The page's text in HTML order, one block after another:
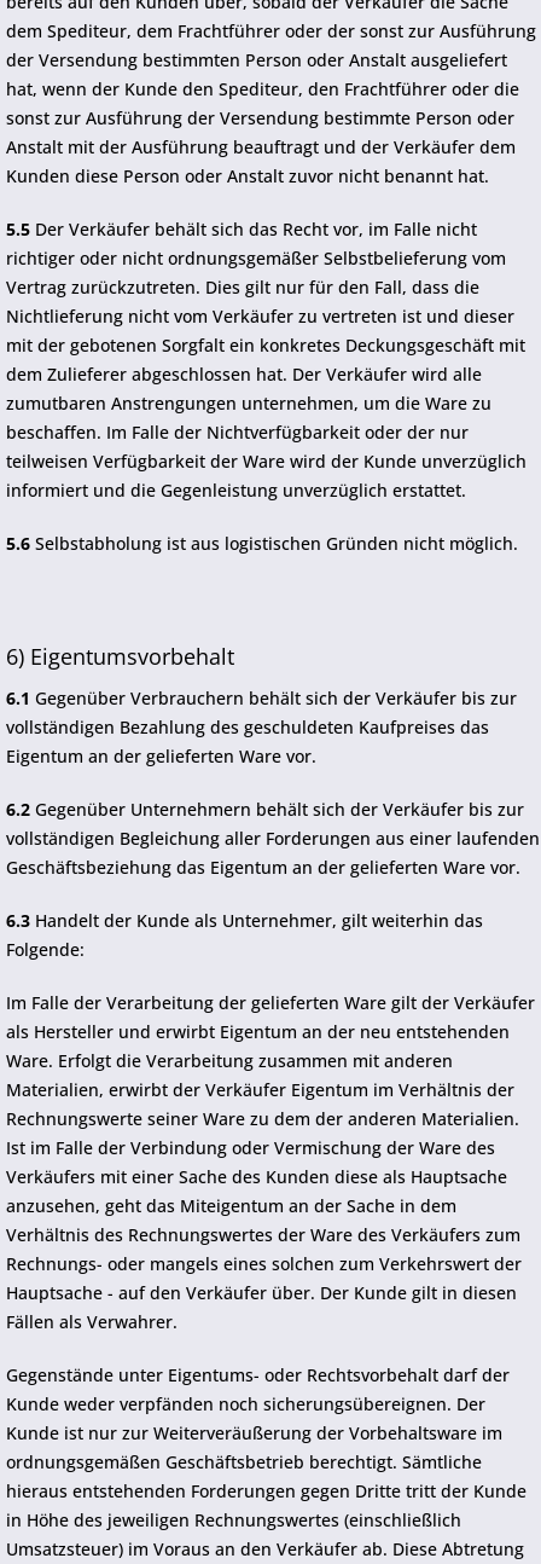
dem Spediteur, dem Frachtführer oder der sonst zur Ausführung
der Versendung bestimmten Person oder Anstalt ausgeliefert
hat, wenn der Kunde den Spediteur, den Frachtführer oder die
sonst zur Ausführung der Versendung bestimmte Person oder
Anstalt mit der Ausführung beauftragt und der Verkäufer dem
Kunden diese Person oder Anstalt zuvor nicht benannt hat.
5.5 Der Verkäufer behält sich das Recht vor, im Falle nicht
richtiger oder nicht ordnungsgemäßer Selbstbelieferung vom
Vertrag zurückzutreten. Dies gilt nur für den Fall, dass die
Nichtlieferung nicht vom Verkäufer zu vertreten ist und dieser
mit der gebotenen Sorgfalt ein konkretes Deckungsgeschäft mit
dem Zulieferer abgeschlossen hat. Der Verkäufer wird alle
zumutbaren Anstrengungen unternehmen, um die Ware zu
beschaffen. Im Falle der Nichtverfügbarkeit oder der nur
teilweisen Verfügbarkeit der Ware wird der Kunde unverzüglich
informiert und die Gegenleistung unverzüglich erstattet.
5.6 Selbstabholung ist aus logistischen Gründen nicht möglich.
6) Eigentumsvorbehalt
6.1 Gegenüber Verbrauchern behält sich der Verkäufer bis zur
vollständigen Bezahlung des geschuldeten Kaufpreises das
Eigentum an der gelieferten Ware vor.
6.2 Gegenüber Unternehmern behält sich der Verkäufer bis zur
vollständigen Begleichung aller Forderungen aus einer laufenden
Geschäftsbeziehung das Eigentum an der gelieferten Ware vor.
6.3 Handelt der Kunde als Unternehmer, gilt weiterhin das
Folgende:
Im Falle der Verarbeitung der gelieferten Ware gilt der Verkäufer
als Hersteller und erwirbt Eigentum an der neu entstehenden
Ware. Erfolgt die Verarbeitung zusammen mit anderen
Materialien, erwirbt der Verkäufer Eigentum im Verhältnis der
Rechnungswerte seiner Ware zu dem der anderen Materialien.
Ist im Falle der Verbindung oder Vermischung der Ware des
Verkäufers mit einer Sache des Kunden diese als Hauptsache
anzusehen, geht das Miteigentum an der Sache in dem
Verhältnis des Rechnungswertes der Ware des Verkäufers zum
Rechnungs- oder mangels eines solchen zum Verkehrswert der
Hauptsache - auf den Verkäufer über. Der Kunde gilt in diesen
Fällen als Verwahrer.
Gegenstände unter Eigentums- oder Rechtsvorbehalt darf der
Kunde weder verpfänden noch sicherungsübereignen. Der
Kunde ist nur zur Weiterveräußerung der Vorbehaltsware im
ordnungsgemäßen Geschäftsbetrieb berechtigt. Sämtliche
hieraus entstehenden Forderungen gegen Dritte tritt der Kunde
in Höhe des jeweiligen Rechnungswertes (einschließlich
Umsatzsteuer) im Voraus an den Verkäufer ab. Diese Abtretung